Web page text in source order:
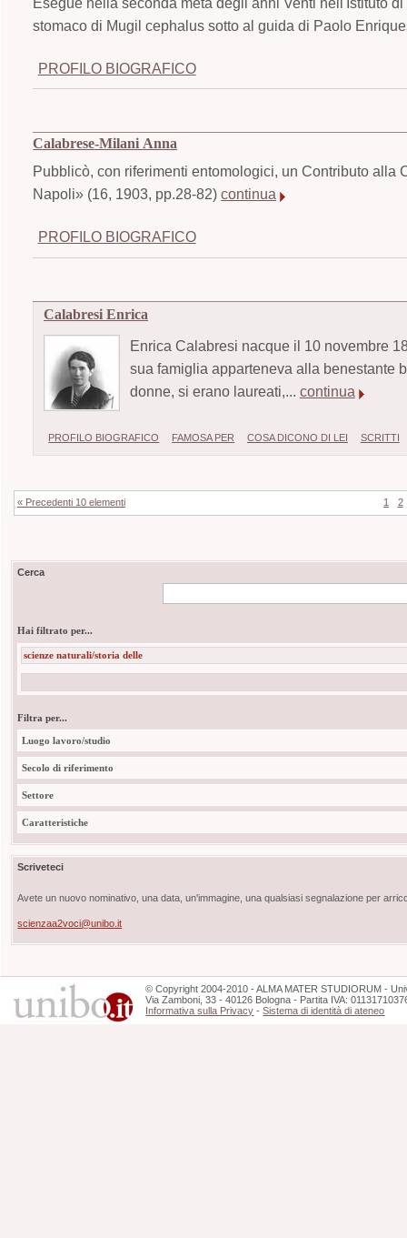
stomaco di Mugil cephalus sotto al guida di Paolo
PROFILO BIOGRAFICO
Calabrese-Milani Anna
Pubblicò, con riferimenti entomologici, un Contributo
Napoli» (16, 1903, pp.28-82)continua
PROFILO BIOGRAFICO
Calabresi Enrica
Enrica Calabresi nacque il 10 novembre
sua famiglia apparteneva alla benestante
donne, si erano laureati,... continua
PROFILO BIOGRAFICO FAMOSA PER COSA DICONO DI LEI SCRITTI
« Precedenti 10 elementi 1 2
Cerca
Hai filtrato per...
scienze naturali/storia delle
Filtra per...
Luogo lavoro/studio
Secolo di riferimento
Settore
Caratteristiche
Scriveteci
Avete un nuovo nominativo, una data, un'immagine, una qualsiasi segnalazione per
scienzaa2voci@unibo.it
©Copyright 2004-2010 - ALMA MATER STUDIORUM -
Via Zamboni, 33 - 40126 Bologna - Partita IVA:
Informativa sulla Privacy -Sistema di identità di ateneo